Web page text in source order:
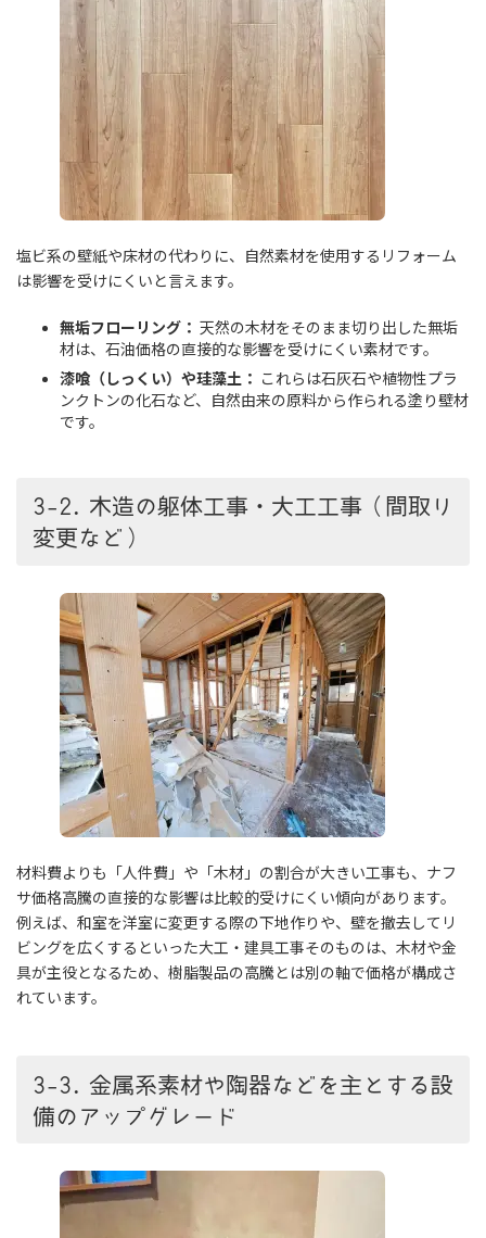
塩ビ系の壁紙や床材の代わりに、自然素材を使用するリフォーム
は影響を受けにくいと言えます。
無垢フローリング： 天然の木材をそのまま切り出した無垢
材は、石油価格の直接的な影響を受けにくい素材です。
漆喰（しっくい）や珪藻土： これらは石灰石や植物性プラ
ンクトンの化石など、自然由来の原料から作られる塗り壁材
です。
3-2. 木造の躯体工事・大工工事（間取り
変更など）
材料費よりも「人件費」や「木材」の割合が大きい工事も、ナフ
サ価格高騰の直接的な影響は比較的受けにくい傾向があります。
例えば、和室を洋室に変更する際の下地作りや、壁を撤去してリ
ビングを広くするといった大工・建具工事そのものは、木材や金
具が主役となるため、樹脂製品の高騰とは別の軸で価格が構成さ
れています。
3-3. 金属系素材や陶器などを主とする設
備のアップグレード